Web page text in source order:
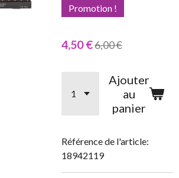
Promotion !
4,50 €6,00 €
Ajouter
au
panier
Référence de l'article:
18942119